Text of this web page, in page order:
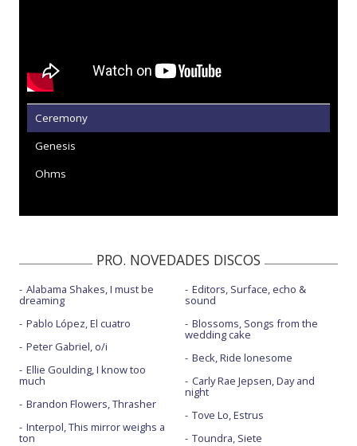
Ceremony
Genesis
Ohms
PRO. NOVEDADES DISCOS
Alabama Shakes, I must be
dreaming
Pablo López, El cuatro
Peter Gabriel, o/i
Ellie Goulding, I know too
much
Brandon Flowers, Thrasher
Interpol, This mirror weighs a
ton
Editors, Surface, echo &
sound
Blossoms, Songs from the
wedding cake
Beck, Ride lonesome
Carly Rae Jepsen, Day and
night
Tove Lo, Estrus
Toundra, Siete